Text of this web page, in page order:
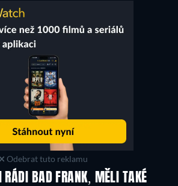
Odebrat tuto reklamu
RÁDI BAD FRANK, MĚLI TAKÉ